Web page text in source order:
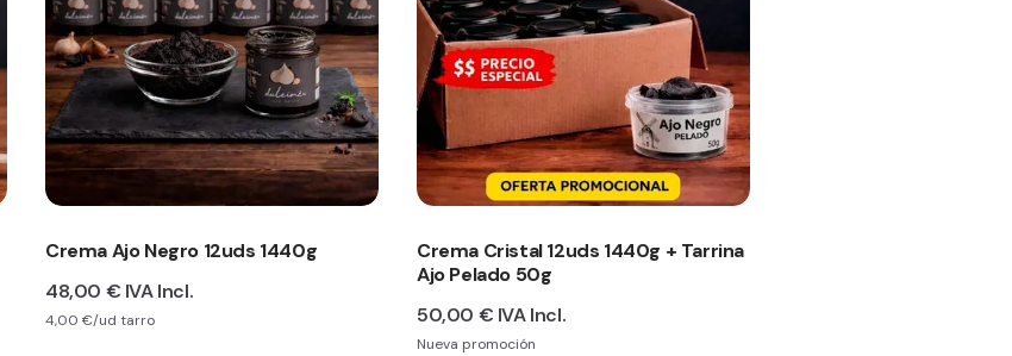
Crema Ajo Negro 12uds 1440g
48,00 € IVA Incl.
4,00 €/ud tarro
Crema Cristal 12uds 1440g + Tarrina
Ajo Pelado 50g
50,00 € IVA Incl.
Nueva promoción